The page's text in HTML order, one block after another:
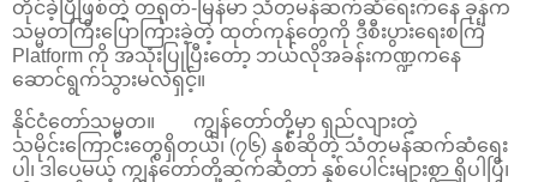
တိုင်ခဲ့ပြီဖြစ်တဲ့ တရုတ်-မြန်မာ သံတမန်ဆက်ဆံရေးကနေ ခုနက
သမ္မတကြီးပြောကြားခဲ့တဲ့ ထုတ်ကုန်တွေကို ဒီစီးပွားရေးစင်္ကြံ
Platform ကို အသုံးပြုပြီးတော့ ဘယ်လိုအခန်းကဏ္ဍကနေ
ဆောင်ရွက်သွားမလဲရှင့်။
နိုင်ငံတော်သမ္မတ။ ကျွန်တော်တို့မှာ ရှည်လျားတဲ့
သမိုင်းကြောင်းတွေရှိတယ်၊ (၇၆) နှစ်ဆိုတဲ့ သံတမန်ဆက်ဆံရေး
ပါ၊ ဒါပေမယ့် ကျွန်တော်တို့ဆက်ဆံတာ နှစ်ပေါင်းများစွာ ရှိပါပြီ၊